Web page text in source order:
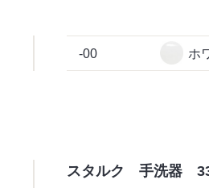
-00 ホ
スタルク 手洗器